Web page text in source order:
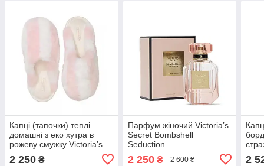
Капці (тапочки) теплі
домашні з еко хутра в
рожеву смужку Victoria’s
2 250 ₴
Парфум жіночий Victoria’s
Secret Bombshell
Seduction
2 250₴ 2 600 ₴ 2